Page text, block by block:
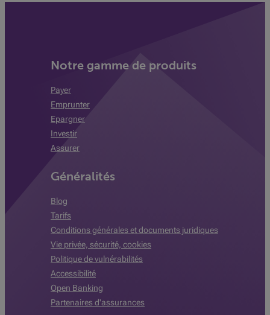
Notre gamme de produits
Payer
Emprunter
Epargner
Investir
Assurer
Généralités
Blog
Tarifs
Conditions générales et documents juridiques
Vie privée, sécurité, cookies
Politique de vulnérabilités
Accessibilité
Open Banking
Partenaires d'assurances